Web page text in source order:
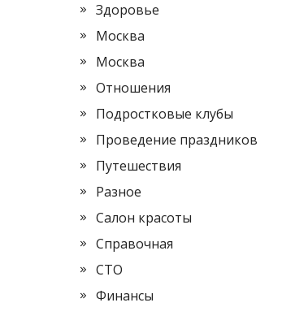
Здоровье
Москва
Москва
Отношения
Подростковые клубы
Проведение праздников
Путешествия
Разное
Салон красоты
Справочная
СТО
Финансы